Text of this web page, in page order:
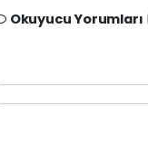
Okuyucu Yorumları